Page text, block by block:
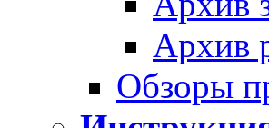
Архив
Обзоры